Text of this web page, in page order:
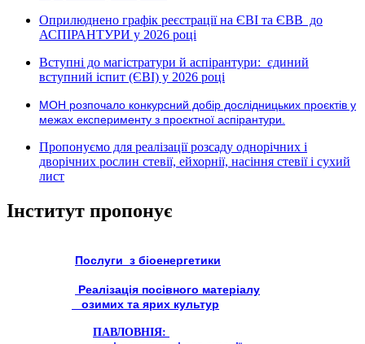
Оприлюднено графік реєстрації на ЄВІ та ЄВВ до
АСПІРАНТУРИ у 2026 році
Вступні до магістратури й аспірантури: єдиний
вступний іспит (ЄВІ) у 2026 році
МОН розпочало конкурсний добір дослідницьких проєктів у
межах експерименту з проєктної аспірантури.
Пропонуємо для реалізації розсаду однорічних і
дворічних рослин стевії, ейхорнії, насіння стевії і сухий
лист
Інститут пропонує
Послуги з біоенергетики
Реалізація посівного матеріалу
озимих та ярих культур
ПАВЛОВНІЯ: